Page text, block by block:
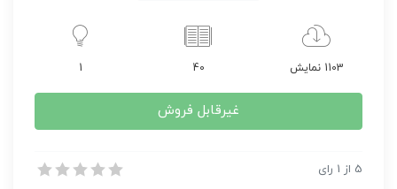
1103 نمایش 40
1
غیرقابل فروش
بازی‌های کوچک؛ دنیای بزرگ
5 از 1 رای